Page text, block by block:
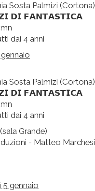
Sosta Palmizi (Cortona)
𝗗𝗜 𝗙𝗔𝗡𝗧𝗔𝗦𝗧𝗜𝗖𝗔
dai 4 anni
Sosta Palmizi (Cortona)
𝗗𝗜 𝗙𝗔𝗡𝗧𝗔𝗦𝗧𝗜𝗖𝗔
dai 4 anni
Grande)
- Matteo Marchesi
5 gennaio